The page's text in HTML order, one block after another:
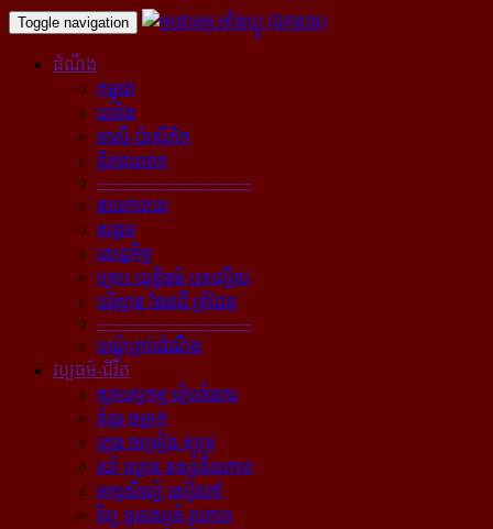
Toggle navigation
ដំណឹង
កម្ពុជា
បារាំង
អាស៊ី-ប៉ាស៊ីភិក
ពិភពលោក
----------------------------
នយោបាយ
សង្គម
សេដ្ឋកិច្ច
គ្រោះ យុត្តិធម៌ បទល្មើស
បរិស្ថាន ផែនដី ព្រំដែន
----------------------------
បណ្ដុំគ្រប់ដំណឹង
វប្បធម៌-ជីវិត
ស្ថាបត្យកម្ម រៀបចំនគរ
គំនូរ ចម្លាក់
ភ្លេង ចម្រៀង ស្មូត្រ
របាំ ល្ខោន ទស្សនីយភាព
អក្សសិល្ប៍ សៀវភៅ
វិទ្យុ ទូរទស្សន៍ រូបភាព